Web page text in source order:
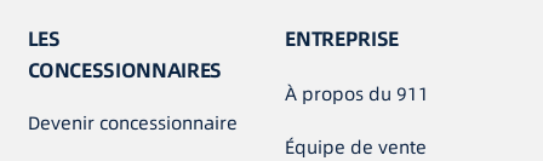
LES
CONCESSIONNAIRES
Devenir concessionnaire
ENTREPRISE
À propos du 911
Équipe de vente